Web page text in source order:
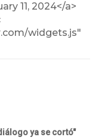
11, 2024</a>
widgets.js"
ya se cortó"